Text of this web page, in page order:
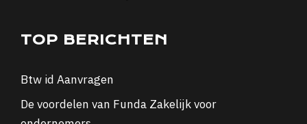
TOP BERICHTEN
Btw id Aanvragen
De voordelen van Funda Zakelijk voor